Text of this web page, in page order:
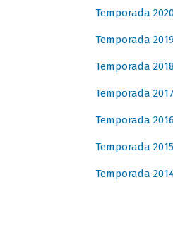
Temporada
Temporada
Temporada
Temporada 2017
Temporada
Temporada 2015
Temporada